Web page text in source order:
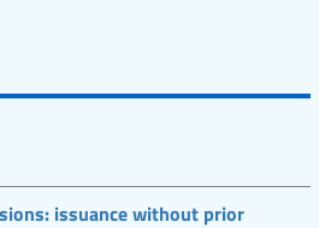
issuance without prior